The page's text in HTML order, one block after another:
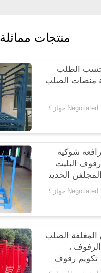
منتجات مماثلة
الطلب
منصات الصلب
Negotiated MOQ:100 جهاز كمبيوتر شخصى
رافعة شوكية
رفوف البليت
الحديد
مساحة
Negotiated MOQ:100 جهاز كمبيوتر شخصى
الصلب
،
تكويم رفوف